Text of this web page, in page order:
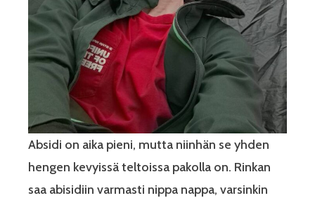
Absidi on aika pieni, mutta niinhän se yhden
hengen kevyissä teltoissa pakolla on. Rinkan
saa abisidiin varmasti nippa nappa, varsinkin